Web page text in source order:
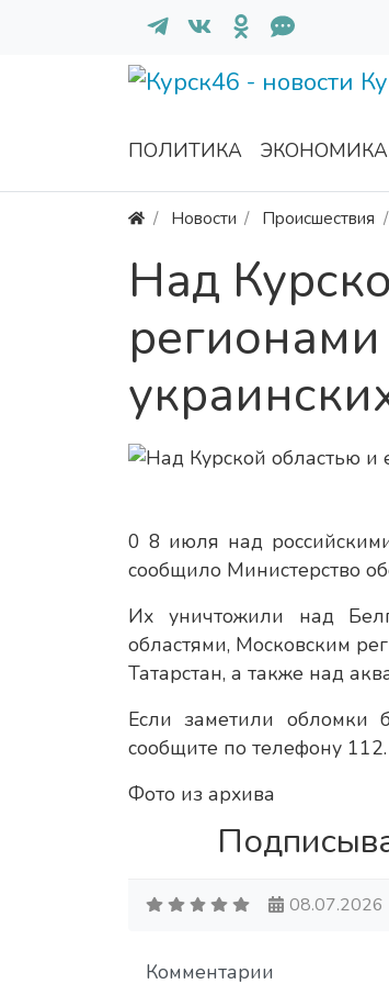
ПОЛИТИКА ЭКОНОМИКА
Новости Происшествия
Над
0 8 июля над
сообщило Министерство
Их уничтожили над
областями, Московским
Татарстан, а также над
Если заметили обломки
сообщите по телефону
Фото из архива
08.07.2026
Комментарии